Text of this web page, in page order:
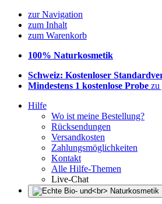
zur Navigation
zum Inhalt
zum Warenkorb
100% Naturkosmetik
Schweiz: Kostenloser
Mindestens 1 kostenlose Probe zu
Hilfe
Wo ist meine Bestellung?
Rücksendungen
Versandkosten
Zahlungsmöglichkeiten
Kontakt
Alle Hilfe-Themen
Live-Chat